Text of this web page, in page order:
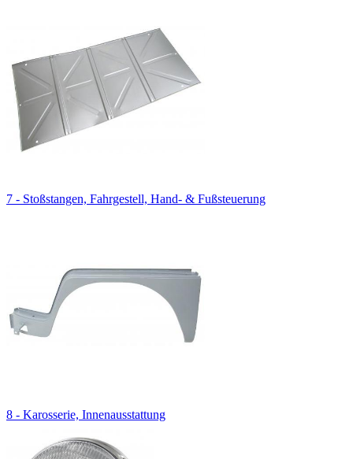
7 - Stoßstangen, Fahrgestell, Hand- & Fußsteuerung
8 - Karosserie, Innenausstattung